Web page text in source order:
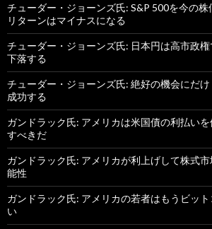
チューダー・ジョーンズ氏: S&P 500を今の
リターンはマイナスになる
チューダー・ジョーンズ氏: 日本円は高市政
下落する
チューダー・ジョーンズ氏: 絶好の機会にだ
成功する
ガンドラック氏: アメリカは米国債の利払い
すべきだ
ガンドラック氏: アメリカが利上げして株式
能性
ガンドラック氏: アメリカの若者はもうビッ
い